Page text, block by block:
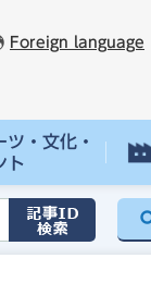
Foreign language
ツ・文化・
ト